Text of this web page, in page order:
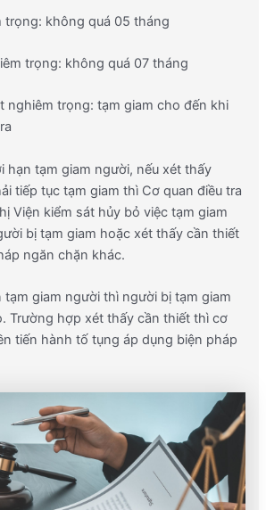
trọng: không quá 05 tháng
trọng: không quá 07 tháng
nghiêm trọng: tạm giam cho đến khi
hạn tạm giam người, nếu xét thấy
tiếp tục tạm giam thì Cơ quan điều tra
Viện kiểm sát hủy bỏ việc tạm giam
bị tạm giam hoặc xét thấy cần thiết
ngăn chặn khác.
tạm giam người thì người bị tạm giam
Trường hợp xét thấy cần thiết thì cơ
tiến hành tố tụng áp dụng biện pháp